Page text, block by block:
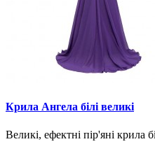
Крила Ангела білі великі
Великі, ефектні пір'яні крила